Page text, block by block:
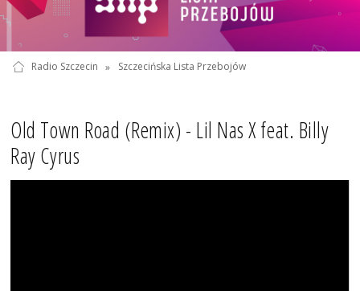
Radio Szczecin » Szczecińska Lista Przebojów
Old Town Road (Remix) - Lil Nas X feat. Billy
Ray Cyrus